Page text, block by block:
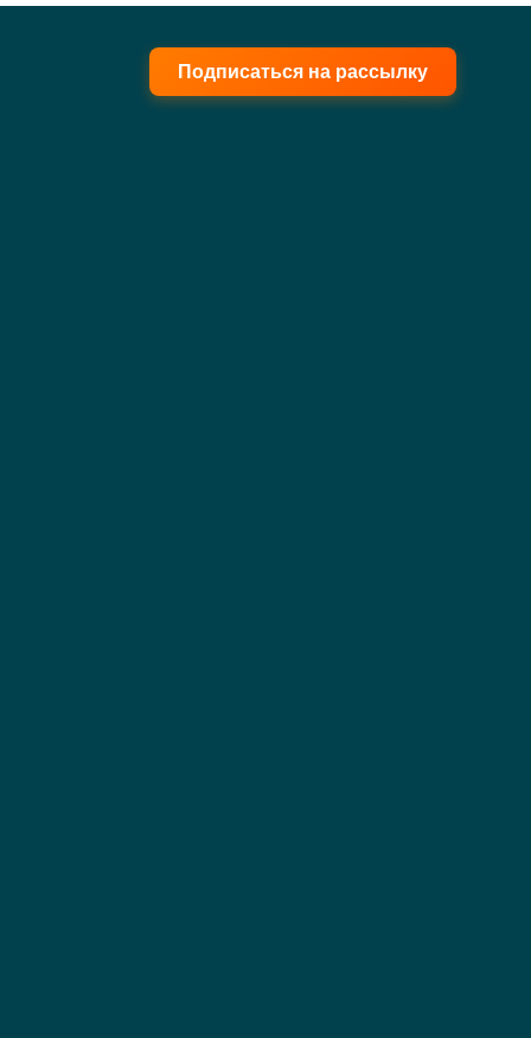
Подписаться на рассылку